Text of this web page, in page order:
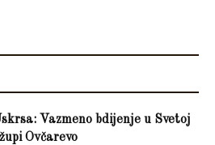
Vazmeno bdijenje u Svetoj
Ovčarevo